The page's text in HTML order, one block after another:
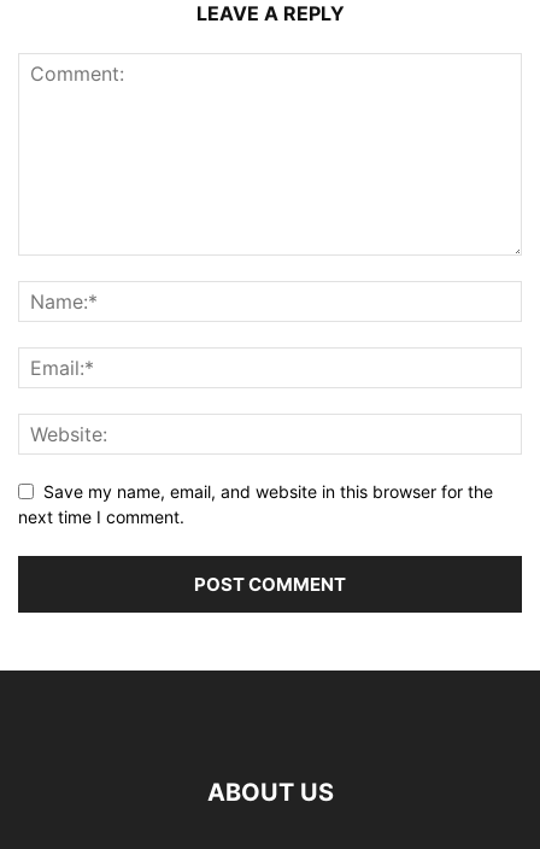
LEAVE A REPLY
Save my name, email, and website in this browser for the
next time I comment.
ABOUT US